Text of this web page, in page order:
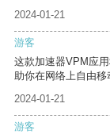
2024-01-21
游客
这款加速器VPM应
助你在网络上自由移
2024-01-21
游客